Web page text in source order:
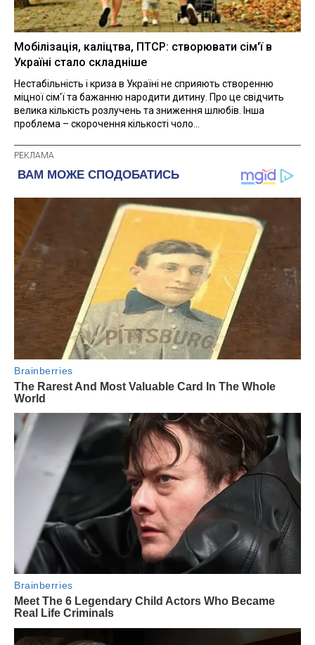
Мобілізація, каліцтва, ПТСР: створювати сім'ї в
Україні стало складніше
Нестабільність і криза в Україні не сприяють створенню
міцної сім'ї та бажанню народити дитину. Про це свідчить
велика кількість розлучень та зниження шлюбів. Інша
проблема – скорочення кількості чоло...